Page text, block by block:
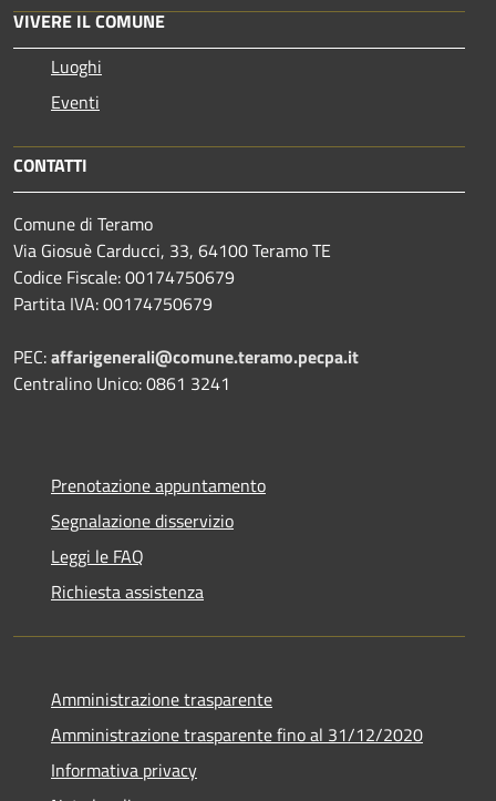
VIVERE IL COMUNE
Luoghi
Eventi
CONTATTI
Comune di Teramo
Via Giosuè Carducci, 33, 64100 Teramo TE
Codice Fiscale: 00174750679
Partita IVA: 00174750679
PEC:affarigenerali@comune.teramo.pecpa.it
Centralino Unico: 0861 3241
Prenotazione appuntamento
Segnalazione disservizio
Leggi le FAQ
Richiesta assistenza
Amministrazione trasparente
Amministrazione trasparente fino al 31/12/2020
Informativa privacy